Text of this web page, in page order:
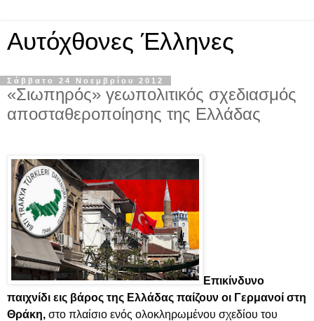
Αυτόχθονες Έλληνες
Σάββατο 24 Νοεμβρίου 2012
«Σιωπηρός» γεωπολιτικός σχεδιασμός
αποσταθεροποίησης της Ελλάδας
Επικίνδυνο
παιχνίδι εις βάρος της Ελλάδας παίζουν οι Γερμανοί στη
Θράκη, στο πλαίσιο ενός ολοκληρωμένου σχεδίου του